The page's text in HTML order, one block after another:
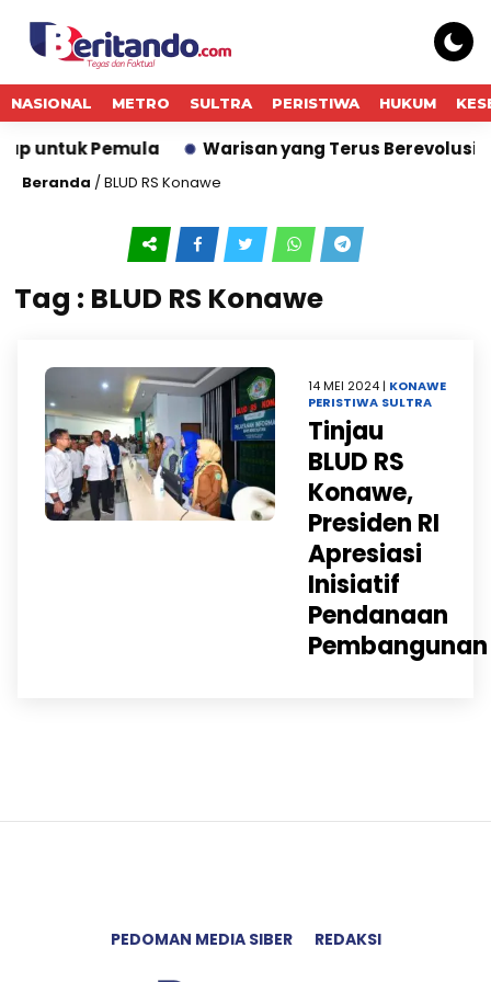
NASIONAL METRO SULTRA PERISTIWA HUKUM
untuk Pemula Warisan yang Terus Berevolusi:
Beranda /BLUD RS Konawe
Tag : BLUD RS Konawe
14 MEI 2024 | KONAWE
PERISTIWA SULTRA
Tinjau
BLUD RS
Konawe,
Presiden RI
Apresiasi
Inisiatif
Pendanaan
Pembangunan
PEDOMAN MEDIA SIBER REDAKSI